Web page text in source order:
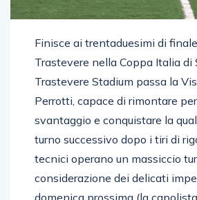
Finisce ai trentaduesimi di finale
Trastevere nella Coppa Italia di
Trastevere Stadium passa la Vis
Perrotti, capace di rimontare
svantaggio e conquistare la
turno successivo dopo i tiri di
tecnici operano un massiccio
considerazione dei delicati